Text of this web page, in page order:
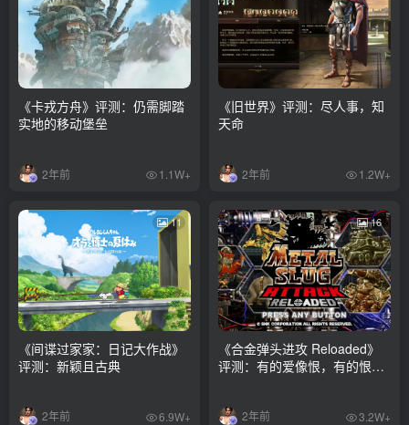
《卡戎方舟》评测：仍需脚踏
实地的移动堡垒
2年前 1.1W+
《旧世界》评测：尽人事，知
天命
2年前 1.2W+
11
《间谍过家家：日记大作战》
评测：新颖且古典
2年前 6.9W+
16
《合金弹头进攻 Reloaded》
评测：有的爱像恨，有的恨像
2年前 3.2W+